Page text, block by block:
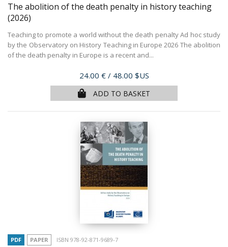
The abolition of the death penalty in history teaching
(2026)
Teaching to promote a world without the death penalty Ad hoc study
by the Observatory on History Teaching in Europe 2026 The abolition
of the death penalty in Europe is a recent and...
Price
24.00 € / 48.00 $US
ADD TO BASKET
PDF PAPER ISBN 978-92-871-9689-7